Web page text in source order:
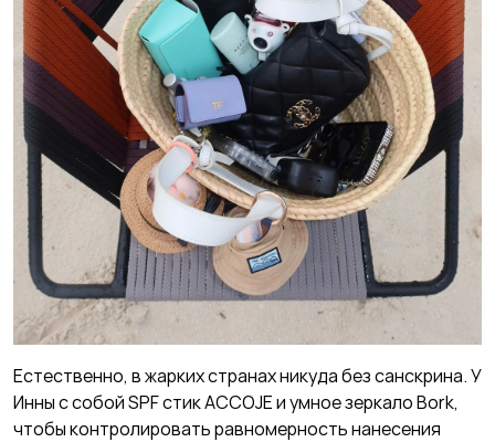
Естественно, в жарких странах никуда без санскрина. У
Инны с собой SPF стик ACCOJE и умное зеркало Bork,
чтобы контролировать равномерность нанесения